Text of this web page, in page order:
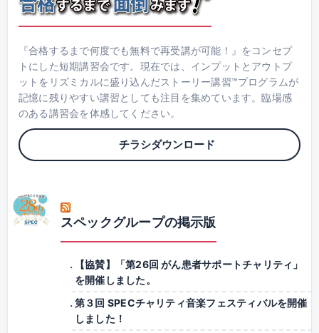
『合格するまで何度でも無料で再受講が可能！』をコンセプ
トにした短期講習会です。現在では、インプットとアウトプ
ットをリズミカルに盛り込んだストーリー講習™プログラムが
記憶に残りやすい講習としても注目を集めています。臨場感
のある講習会を体感してください。
チラシダウンロード
スペックグループの掲示版
【協賛】「第26回 がん患者サポートチャリティ」
を開催しました。
第３回 SPECチャリティ音楽フェスティバルを開催
しました！